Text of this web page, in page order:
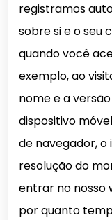
registramos
sobre si e o seu
quando você
exemplo, ao
nome e a
dispositivo
de navegador, o
resolução do
entrar no nosso
por quanto